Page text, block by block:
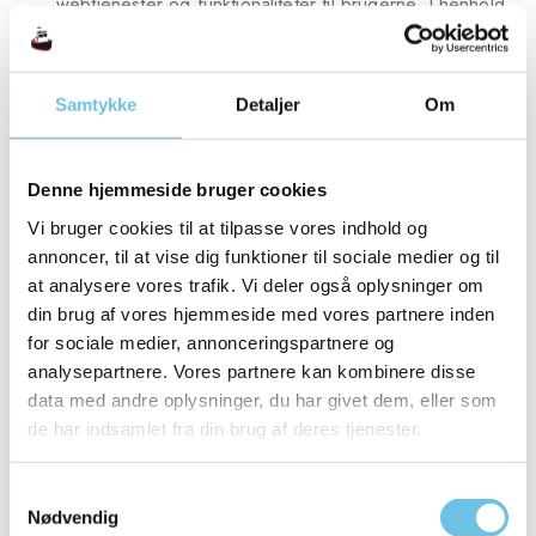
Samtykke Detaljer Om
Denne hjemmeside bruger cookies
Vi bruger cookies til at tilpasse vores indhold og
annoncer, til at vise dig funktioner til sociale medier og til
at analysere vores trafik. Vi deler også oplysninger om
din brug af vores hjemmeside med vores partnere inden
for sociale medier, annonceringspartnere og
analysepartnere. Vores partnere kan kombinere disse
data med andre oplysninger, du har givet dem, eller som
de har indsamlet fra din brug af deres tjenester.
Nødvendig
til gældende lovbestemmelser kan cookies lagres eller
tilgås udelukkende på din enhed, baseret på dit
nødvendige med henblik på at levere tjenesterne på
denne hjemmeside.
Formålet med denne politik for cookies er at give dig
de nødvendige oplysninger om Sydfyns Trælegetøjs
brug af cookies og lagring af sådanne cookies på din
enhed, når du får adgang til Sydfyns Trælegetøjs
hjemmeside. Vi vil også gerne gøre det muligt for at
gøre det muligt for dig at vurdere og vælge, om du vil
aktivere cookies, der skal placeres på din enhed.
Hvilke typer cookies findes der?
Cookies kan enten være “persistente” cookies eller
“session cookies”. En persistent cookie består af en
tekstfil, der sendes af en webserver til en webbrowser,
som gemmes af browseren og forbliver gyldig indtil den